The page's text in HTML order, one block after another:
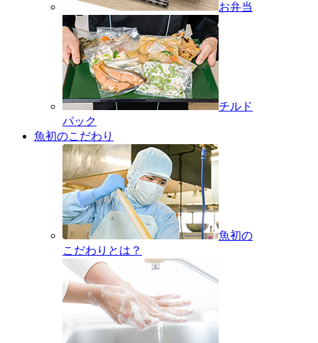
お弁当
チルド
パック
魚初のこだわり
魚初の
こだわりとは？